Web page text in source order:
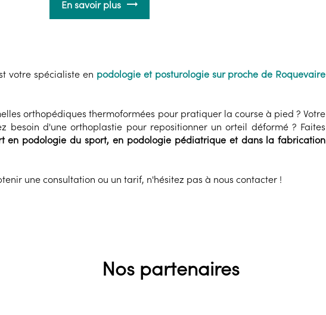
En savoir plus
votre spécialiste en podologie et posturologie sur proche de Roquevaire
orthopédiques thermoformées pour pratiquer la course à pied ? Votre
besoin d'une orthoplastie pour repositionner un orteil déformé ? Faites
en podologie du sport, en podologie pédiatrique et dans la fabrication
une consultation ou un tarif, n'hésitez pas à nous contacter !
Nos partenaires